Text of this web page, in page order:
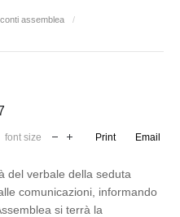
assemblea
/
font size Print Email
del verbale della seduta
comunicazioni, informando
si terrà la